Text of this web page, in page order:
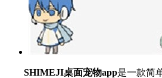
SHIMEJI桌面宠物app是一款简